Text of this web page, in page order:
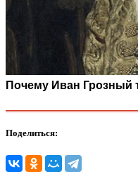
Почему Иван Грозный
Поделиться: